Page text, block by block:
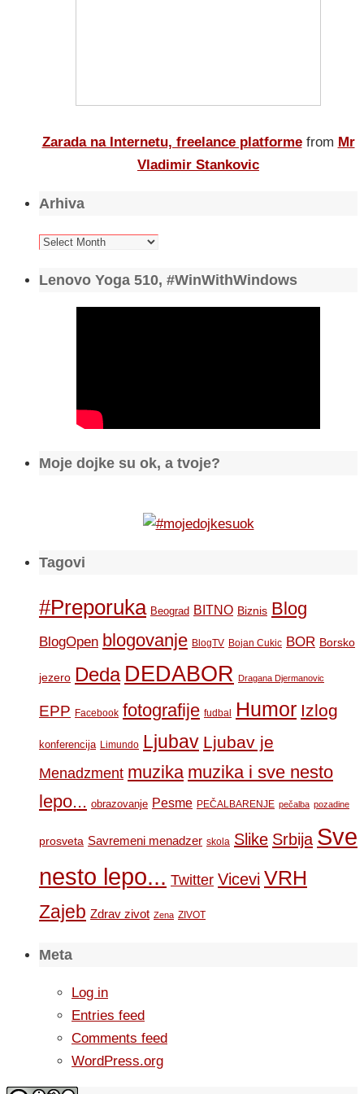
Zarada na Internetu, freelance platforme from Mr
Vladimir Stankovic
Arhiva
Arhiva
Lenovo Yoga 510, #WinWithWindows
Moje dojke su ok, a tvoje?
Tagovi
#Preporuka Beograd BITNO Biznis Blog
BlogOpen blogovanje BlogTV Bojan Cukic BOR Borsko
jezero Deda DEDABOR Dragana Djermanovic
EPP Facebook fotografije fudbal Humor Izlog
konferencija Limundo Ljubav Ljubav je
Menadzment muzika muzika i sve nesto
lepo... obrazovanje Pesme PEČALBARENJE pečalba pozadine
prosveta Savremeni menadzer skola Slike Srbija Sve
nesto lepo... Twitter Vicevi VRH
Zajeb Zdrav zivot Zena ZIVOT
Meta
Log in
Entries feed
Comments feed
WordPress.org